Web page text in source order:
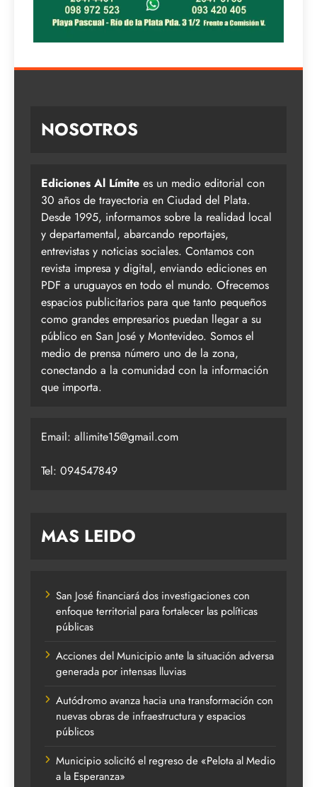
NOSOTROS
Ediciones Al Límite es un medio editorial con
30 años de trayectoria en Ciudad del Plata.
Desde 1995, informamos sobre la realidad local
y departamental, abarcando reportajes,
entrevistas y noticias sociales. Contamos con
revista impresa y digital, enviando ediciones en
PDF a uruguayos en todo el mundo. Ofrecemos
espacios publicitarios para que tanto pequeños
como grandes empresarios puedan llegar a su
público en San José y Montevideo. Somos el
medio de prensa número uno de la zona,
conectando a la comunidad con la información
que importa.
Email: allimite15@gmail.com
Tel: 094547849
MAS LEIDO
San José financiará dos investigaciones con
enfoque territorial para fortalecer las políticas
públicas
Acciones del Municipio ante la situación adversa
generada por intensas lluvias
Autódromo avanza hacia una transformación con
nuevas obras de infraestructura y espacios
públicos
Municipio solicitó el regreso de «Pelota al Medio
a la Esperanza»